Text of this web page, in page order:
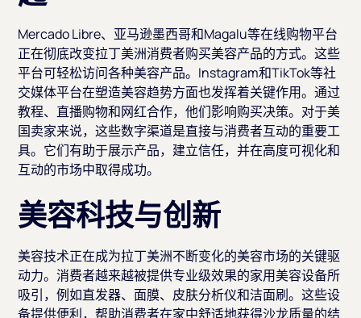
Mercado Libre、亚马逊墨西哥和Magalu等在线购物平台
正在彻底改变拉丁美洲消费者购买美容产品的方式。这些
平台可轻松访问各种美容产品。Instagram和TikTok等社
交媒体平台在塑造美容趋势方面也发挥着关键作用。通过
教程、直播购物和网红合作，他们影响购买决策。对于美
国卖家来说，这些数字渠道是直接与消费者互动的重要工
具。它们有助于展示产品，建立信任，并在高度可视化和
互动的市场中取得成功。
美容科技与创新
美容技术正在成为拉丁美洲不断变化的美容市场的关键驱
动力。消费者越来越被提供专业级效果的家用美容设备所
吸引，例如直发器、面膜、皮肤分析仪和洁面刷。这些设
备提供便利，帮助消费者在家中舒适地获得沙龙质量的结